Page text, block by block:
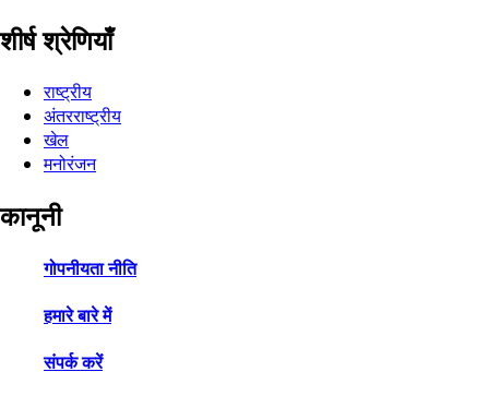
शीर्ष श्रेणियाँ
राष्ट्रीय
अंतरराष्ट्रीय
खेल
मनोरंजन
कानूनी
गोपनीयता नीति
हमारे बारे में
संपर्क करें